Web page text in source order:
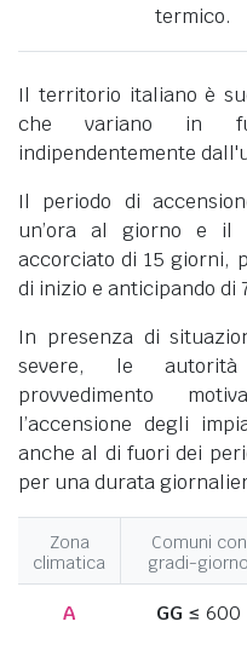
termico.
Il territorio italiano è
che variano in
indipendentemente
Il periodo di
un’ora al giorno e il
accorciato di 15 giorni,
di inizio e anticipando di
In presenza di
severe, le
provvedimento
l’accensione degli
anche al di fuori dei
per una durata
Zona
climatica
Comuni con
gradi-giorno
A GG ≤ 600